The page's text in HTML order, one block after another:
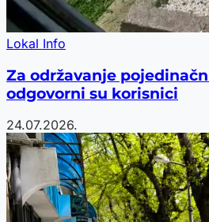
Lokal Info
Za održavanje
odgovorni su korisnici
24.07.2026.